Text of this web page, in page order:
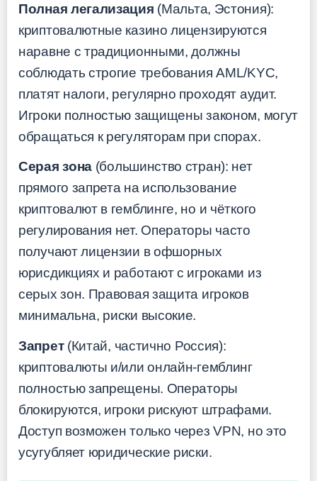
Полная легализация (Мальта, Эстония):
криптовалютные казино лицензируются
наравне с традиционными, должны
соблюдать строгие требования AML/KYC,
платят налоги, регулярно проходят аудит.
Игроки полностью защищены законом, могут
обращаться к регуляторам при спорах.
Серая зона (большинство стран): нет
прямого запрета на использование
криптовалют в гемблинге, но и чёткого
регулирования нет. Операторы часто
получают лицензии в офшорных
юрисдикциях и работают с игроками из
серых зон. Правовая защита игроков
минимальна, риски высокие.
Запрет(Китай, частично Россия):
криптовалюты и/или онлайн-гемблинг
полностью запрещены. Операторы
блокируются, игроки рискуют штрафами.
Доступ возможен только через VPN, но это
усугубляет юридические риски.